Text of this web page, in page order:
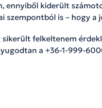
ennyiből kiderült
szempontból is – hogy a
sikerült felkeltenem
a +36-1-999-